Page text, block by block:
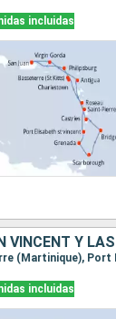
incluidas
incluidas